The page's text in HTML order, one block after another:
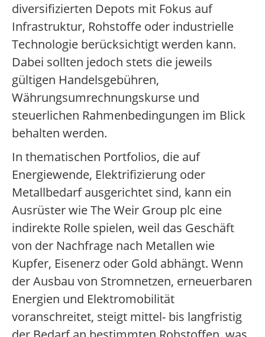
diversifizierten Depots mit Fokus auf
Infrastruktur, Rohstoffe oder industrielle
Technologie berücksichtigt werden kann.
Dabei sollten jedoch stets die jeweils
gültigen Handelsgebühren,
Währungsumrechnungskurse und
steuerlichen Rahmenbedingungen im Blick
behalten werden.
In thematischen Portfolios, die auf
Energiewende, Elektrifizierung oder
Metallbedarf ausgerichtet sind, kann ein
Ausrüster wie The Weir Group plc eine
indirekte Rolle spielen, weil das Geschäft
von der Nachfrage nach Metallen wie
Kupfer, Eisenerz oder Gold abhängt. Wenn
der Ausbau von Stromnetzen, erneuerbaren
Energien und Elektromobilität
voranschreitet, steigt mittel- bis langfristig